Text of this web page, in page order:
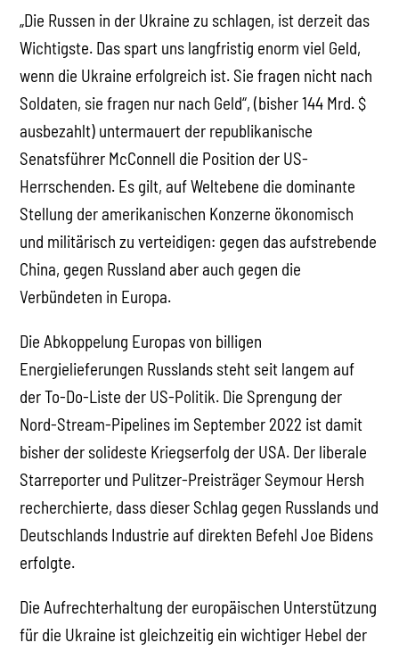
„Die Russen in der Ukraine zu schlagen, ist derzeit das
Wichtigste. Das spart uns langfristig enorm viel Geld,
wenn die Ukraine erfolgreich ist. Sie fragen nicht nach
Soldaten, sie fragen nur nach Geld“, (bisher 144 Mrd. $
ausbezahlt) untermauert der republikanische
Senatsführer McConnell die Position der US-
Herrschenden. Es gilt, auf Weltebene die dominante
Stellung der amerikanischen Konzerne ökonomisch
und militärisch zu verteidigen: gegen das aufstrebende
China, gegen Russland aber auch gegen die
Verbündeten in Europa.
Die Abkoppelung Europas von billigen
Energielieferungen Russlands steht seit langem auf
der To-Do-Liste der US-Politik. Die Sprengung der
Nord-Stream-Pipelines im September 2022 ist damit
bisher der solideste Kriegserfolg der USA. Der liberale
Starreporter und Pulitzer-Preisträger Seymour Hersh
recherchierte, dass dieser Schlag gegen Russlands und
Deutschlands Industrie auf direkten Befehl Joe Bidens
erfolgte.
Die Aufrechterhaltung der europäischen Unterstützung
für die Ukraine ist gleichzeitig ein wichtiger Hebel der